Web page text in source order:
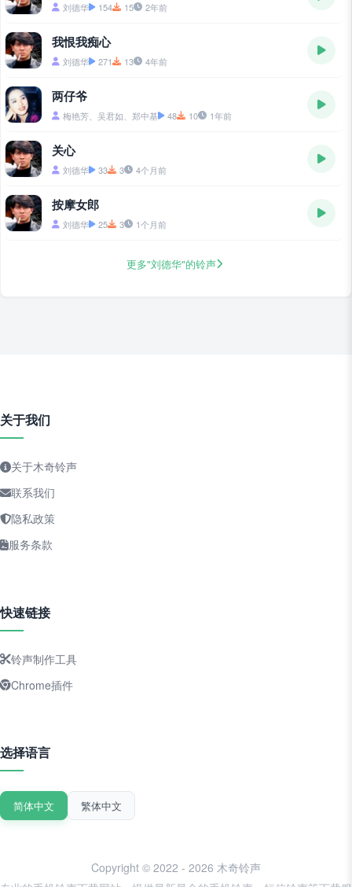
刘德华 154 15 2年前
我恨我痴心
刘德华 271 13 4年前
两仔爷
梅艳芳、吴君如、郑中基 48 10 1年前
关心
刘德华 33 3 4个月前
按摩女郎
刘德华 25 3 1个月前
更多"刘德华"的铃声
关于我们
关于木奇铃声
联系我们
隐私政策
服务条款
快速链接
铃声制作工具
Chrome插件
选择语言
简体中文 繁体中文
Copyright © 2022 - 2026 木奇铃声